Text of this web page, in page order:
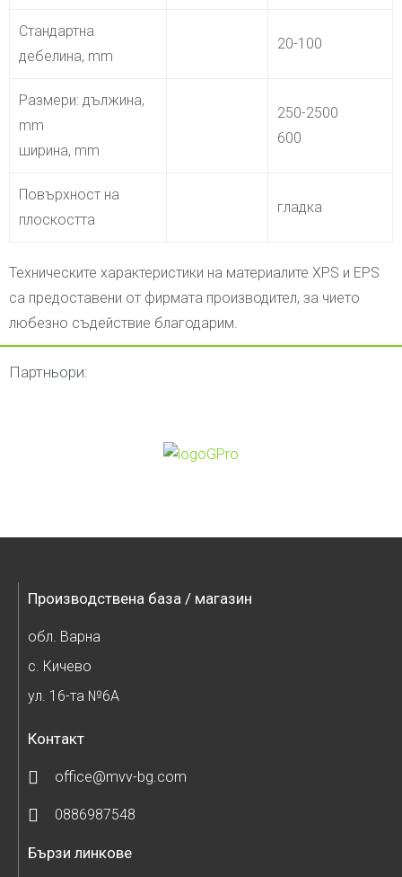
Стандартна
дебелина, mm
20-100
Размери: дължина,
mm
ширина, mm
250-2500
600
Повърхност на
плоскостта
гладка
Техническите характеристики на материалите XPS и EPS
са предоставени от фирмата производител, за чието
любезно съдействие благодарим.
Партньори:
Производствена база / магазин
обл. Варна
с. Кичево
ул. 16-та №6А
Контакт
office@mvv-bg.com
0886987548
Бързи линкове